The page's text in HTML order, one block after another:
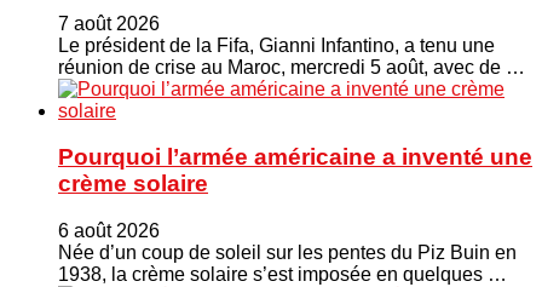
7 août 2026
Le président de la Fifa, Gianni Infantino, a tenu une
réunion de crise au Maroc, mercredi 5 août, avec de …
Pourquoi l’armée américaine a inventé une
crème solaire
6 août 2026
Née d’un coup de soleil sur les pentes du Piz Buin en
1938, la crème solaire s’est imposée en quelques …